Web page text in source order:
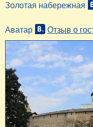
Золотая набережная
Аватар Отзыв о